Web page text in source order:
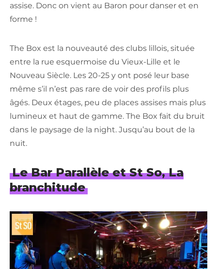
assise. Donc on vient au Baron pour danser et en
forme !
The Box est la nouveauté des clubs lillois, située
entre la rue esquermoise du Vieux-Lille et le
Nouveau Siècle. Les 20-25 y ont posé leur base
même s’il n’est pas rare de voir des profils plus
âgés. Deux étages, peu de places assises mais plus
lumineux et haut de gamme. The Box fait du bruit
dans le paysage de la night. Jusqu’au bout de la
nuit.
Le Bar Parallèle et St So, La
branchitude